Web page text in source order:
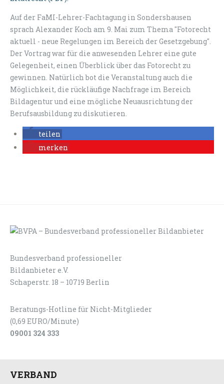
Auf der FaMI-Lehrer-Fachtagung in Sondershausen
sprach Alexander Koch am 9. Mai zum Thema "Fotorecht
aktuell - neue Regelungen im Bereich der Gesetzgebung".
Der Vortrag war für die anwesenden Lehrer eine gute
Gelegenheit, einen Überblick über das Fotorecht zu
gewinnen. Natürlich bot die Veranstaltung auch die
Möglichkeit, die rückläufige Nachfrage im Bereich
Bildagentur und eine mögliche Neuausrichtung der
Berufsausbildung zu diskutieren.​
teilen
merken
Bundesverband professioneller
Bildanbieter e.V.
Schaperstr. 18 – 10719 Berlin
Beratungs-Hotline für Nicht-Mitglieder
(0,69 EURO/Minute)
09001 324 333
VERBAND